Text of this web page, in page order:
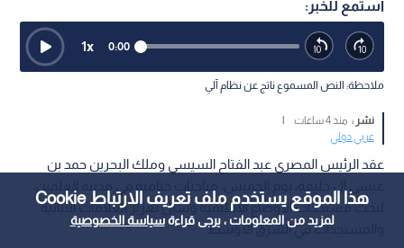
هذا الموقع يستخدم ملف تعريف الارتباط Cookie
لمزيد من المعلومات ، يرجى قراءةسياسة الخصوصية
استمع للخبر:
0:00
1x
ملاحظة: النص المسموع ناتج عن نظام آلي
نشر : منذ 4 ساعات
|
عربي دولي
عقد الرئيس المصري عبد الفتاح السيسي وملك البحرين حمد بن
لبحث مستجدات الأوضاع الإقليمية وسبل تعزيز العلاقات الثنائية
والمستجدات في الشرق الأوسط.